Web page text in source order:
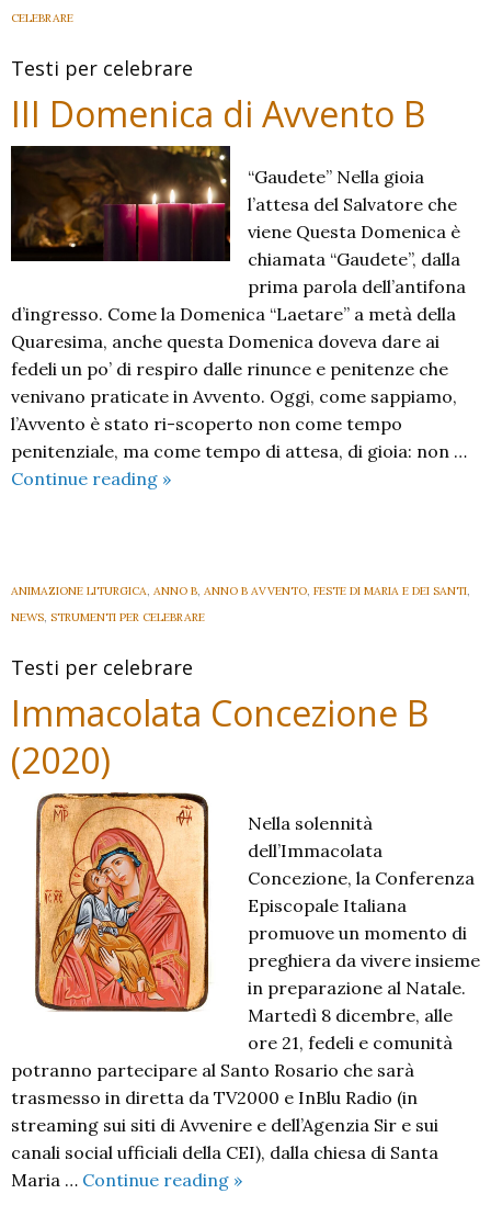
CELEBRARE
Testi per celebrare
III Domenica di Avvento B
“Gaudete” Nella gioia
l’attesa del Salvatore che
viene Questa Domenica è
chiamata “Gaudete”, dalla
prima parola dell’antifona
d’ingresso. Come la Domenica “Laetare” a metà della
Quaresima, anche questa Domenica doveva dare ai
fedeli un po’ di respiro dalle rinunce e penitenze che
venivano praticate in Avvento. Oggi, come sappiamo,
l’Avvento è stato ri-scoperto non come tempo
penitenziale, ma come tempo di attesa, di gioia: non …
Continue reading III
B
»
ANIMAZIONE LITURGICA, ANNO B, ANNO B AVVENTO, FESTE DI MARIA E DEI SANTI,
NEWS, STRUMENTI PER CELEBRARE
Testi per celebrare
Immacolata Concezione B
(2020)
Nella solennità
dell’Immacolata
Concezione, la Conferenza
Episcopale Italiana
promuove un momento di
preghiera da vivere insieme
in preparazione al Natale.
Martedì 8 dicembre, alle
ore 21, fedeli e comunità
potranno partecipare al Santo Rosario che sarà
trasmesso in diretta da TV2000 e InBlu Radio (in
streaming sui siti di Avvenire e dell’Agenzia Sir e sui
canali social ufficiali della CEI), dalla chiesa di Santa
Maria … Continue reading Immacolata
»